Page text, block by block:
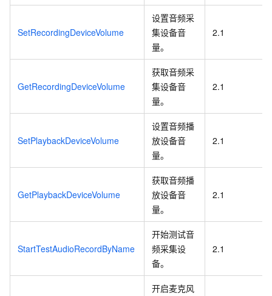
SetRecordingDeviceVolume
设置音频采
集设备音
量。
2.1
GetRecordingDeviceVolume
获取音频采
集设备音
量。
2.1
SetPlaybackDeviceVolume
设置音频播
放设备音
量。
2.1
GetPlaybackDeviceVolume
获取音频播
放设备音
量。
2.1
StartTestAudioRecordByName
开始测试音
频采集设
备。
2.1
开启麦克风